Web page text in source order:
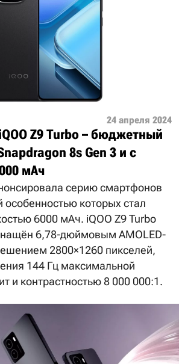
24 апреля 2024
Z9 Turbo – бюджетный
8s Gen 3 и с
мАч
серию смартфонов
особенностью которых стал
6000 мАч. iQOO Z9 Turbo
6,78-дюймовым AMOLED-
2800×1260 пикселей,
144 Гц максимальной
и контрастностью 8 000 000:1.